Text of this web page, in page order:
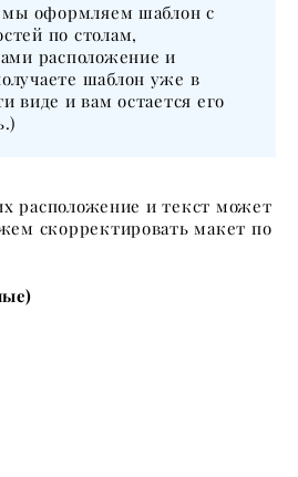
мы оформляем шаблон с
по столам,
расположение и
шаблон уже в
виде и вам остается его
расположение и текст может
скорректировать макет по